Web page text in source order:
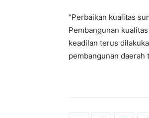
“Perbaikan kualitas
Pembangunan
keadilan terus
pembangunan daerah